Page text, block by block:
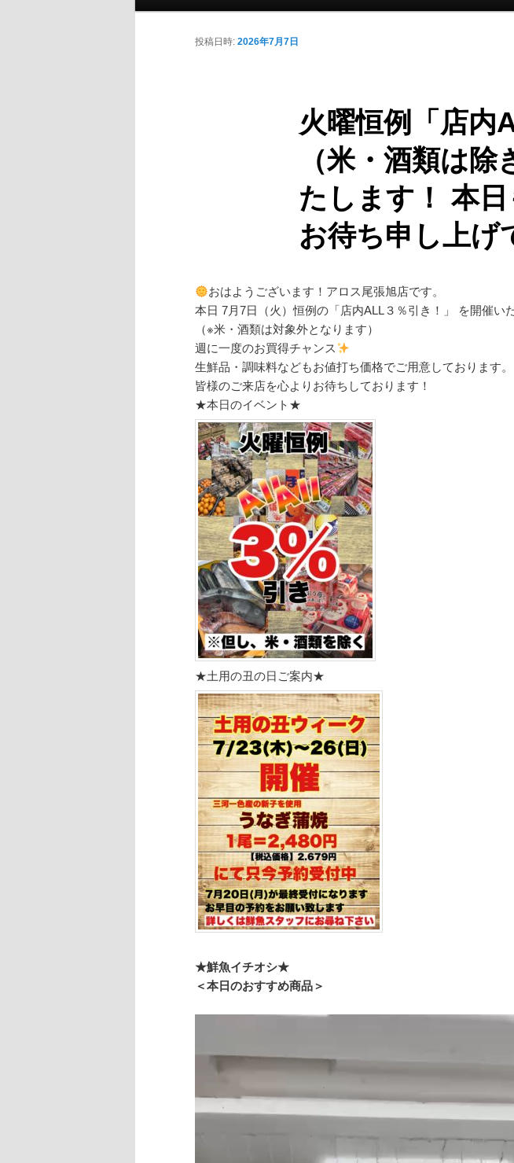
火曜恒例「店内
（米・酒類は
たします！ 本
お待ち申し上げ
投稿日時: 2026年7月7日
おはようございます！アロス尾張旭店です。
本日 7月7日（火）恒例の「店内ALL３％引き！」 を開催い
（※米・酒類は対象外となります）
週に一度のお買得チャンス
生鮮品・調味料などもお値打ち価格でご用意しております。
皆様のご来店を心よりお待ちしております！
★本日のイベント★
★土用の丑の日ご案内★
★鮮魚イチオシ★
＜本日のおすすめ商品＞
ー
ヤ